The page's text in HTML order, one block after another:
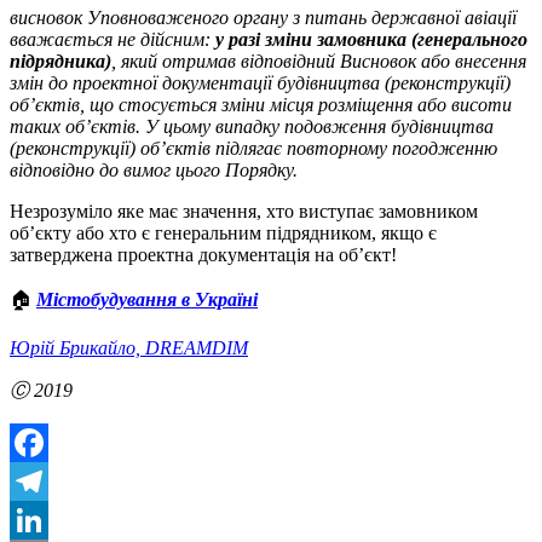
висновок Уповноваженого органу з питань державної авіації
вважається не дійсним: у разі зміни замовника (генерального
підрядника) , який отримав відповідний Висновок або внесення
змін до проектної документації будівництва (реконструкції)
об’єктів, що стосується зміни місця розміщення або висоти
таких об’єктів. У цьому випадку подовження будівництва
(реконструкції) об’єктів підлягає повторному погодженню
відповідно до вимог цього Порядку.
Незрозуміло яке має значення, хто виступає замовником
об’єкту або хто є генеральним підрядником, якщо є
затверджена проектна документація на об’єкт!
🏠 Містобудування в Україні
Юрій Брикайло, DREAMDIM
Ⓒ 2019
Facebook
Telegram